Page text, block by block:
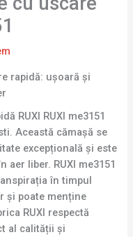
rapidă: ușoară și
RUXI RUXI me3151
Această cămașă se
excepțională și este
aer liber. RUXI me3151
în timpul
și poate menține
RUXI respectă
al calității și